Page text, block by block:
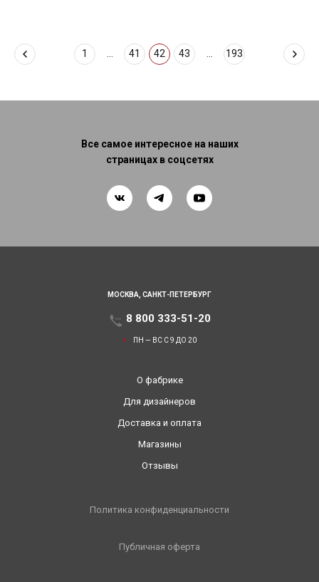
1 ... 41 42 43 ... 193
Все самое интересное на наших
страницах в соцсетях
МОСКВА, САНКТ-ПЕТЕРБУРГ
8 800 333-51-20
ПН — ВС С 9 ДО 20
О фабрике
Для дизайнеров
Доставка и оплата
Магазины
Отзывы
Политика конфиденциальности
Публичная оферта